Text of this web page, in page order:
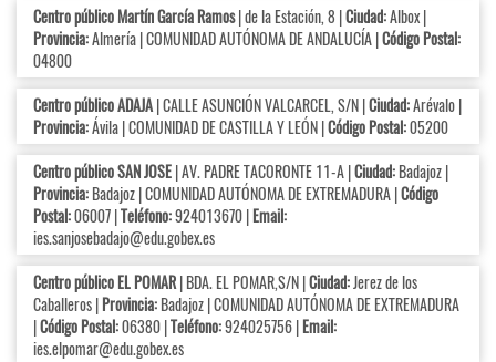
Centro público Martín García Ramos| de la Estación, 8 |Ciudad:Albox |
Provincia:Almería | COMUNIDAD AUTÓNOMA DE ANDALUCÍA |Código Postal:
04800
Centro público ADAJA| CALLE ASUNCIÓN VALCARCEL, S/N |Ciudad:Arévalo |
Provincia:Ávila | COMUNIDAD DE CASTILLA Y LEÓN |Código Postal:05200
Centro público SAN JOSE| AV. PADRE TACORONTE 11-A |Ciudad:Badajoz |
Provincia:Badajoz | COMUNIDAD AUTÓNOMA DE EXTREMADURA |Código
Postal:06007 |Teléfono:924013670 |Email:
ies.sanjosebadajo@edu.gobex.es
Centro público EL POMAR| BDA. EL POMAR,S/N |Ciudad:Jerez de los
Caballeros |Provincia:Badajoz | COMUNIDAD AUTÓNOMA DE EXTREMADURA
|Código Postal:06380 |Teléfono:924025756 |Email:
ies.elpomar@edu.gobex.es